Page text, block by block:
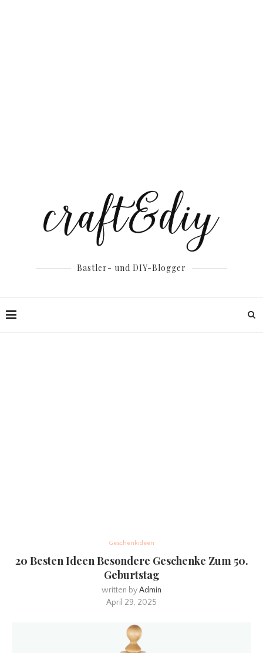
Bastler- und DIY-Blogger
Geschenkideen
20 Besten Ideen Besondere Geschenke Zum 50.
Geburtstag
written byAdmin
April 29, 2025